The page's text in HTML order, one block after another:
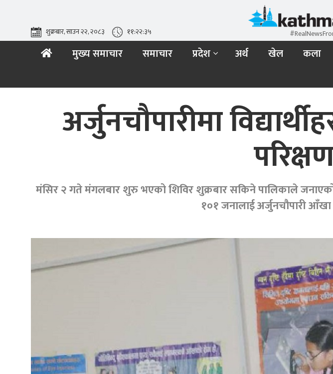
शुक्रबार, साउन २२, २०८३ ११:२२:३६
मुख्य समाचार समाचार प्रदेश अर्थ खेल कला
अर्जुनचौपारीमा
मंसिर २ गते मंगलबार शुरु भएको शिविर शुक्रबार सकिने पालिकाले
१०१ जनालाई अर्जुनचौपारी